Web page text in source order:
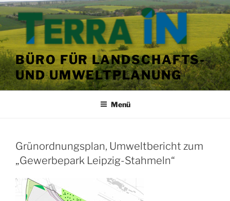
Zum
Inhalt
springen
BÜRO FÜR LANDSCHAFTS-
UND UMWELTPLANUNG
Menü
VERÖFFENTLICHT
AM
Grünordnungsplan, Umweltbericht zum
„Gewerbepark Leipzig-Stahmeln“